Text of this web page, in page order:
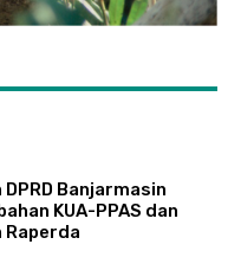
Banjarmasin
KUA-PPAS dan
Raperda